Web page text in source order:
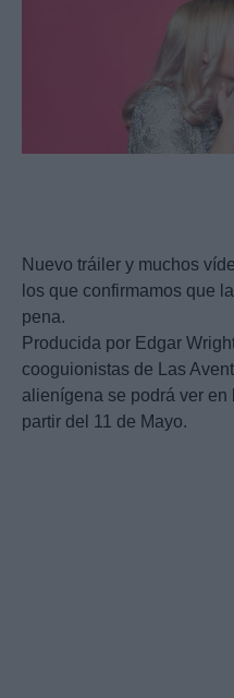
Nuevo tráiler y muchos
los que confirmamos que
pena.
Producida por Edgar
cooguionistas de Las
alienígena se podrá ver
partir del 11 de Mayo.